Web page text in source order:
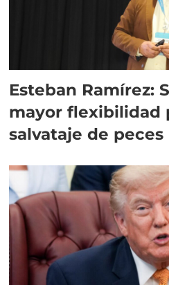
Esteban Ramírez:
mayor flexibilidad
salvataje de peces